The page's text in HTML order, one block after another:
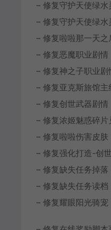
– 修复守护天使绿水
– 修复守护天使绿水
– 修复啦啦那一天之
– 修复恶魔职业剧情
– 修复神之子职业剧
– 修复亚克斯旅馆主
– 修复创世武器剧情
– 修复浓姬魅惑碎片
– 修复啦啦伤害皮肤
– 修复强化打造-创
– 修复缺失任务掉落
– 修复缺失任务读档
– 修复耀眼阳光骑宠